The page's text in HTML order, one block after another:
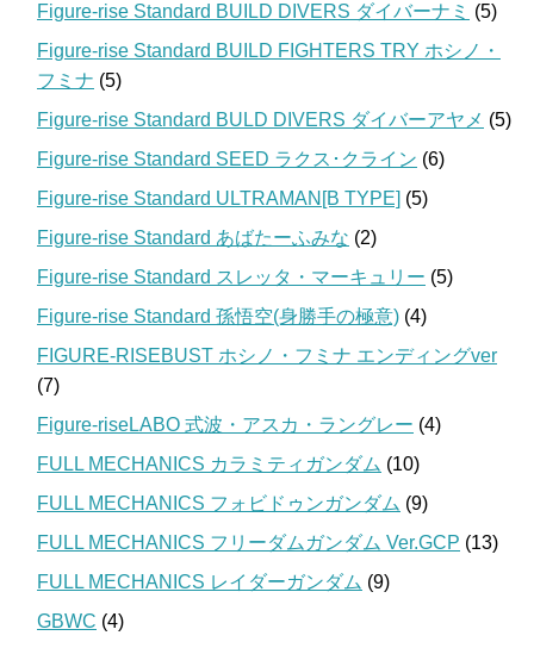
Figure-rise Standard BUILD DIVERS ダイバーナミ (5)
Figure-rise Standard BUILD FIGHTERS TRY ホシノ・
フミナ (5)
Figure-rise Standard BULD DIVERS ダイバーアヤメ (5)
Figure-rise Standard SEED ラクス･クライン (6)
Figure-rise Standard ULTRAMAN[B TYPE] (5)
Figure-rise Standard あばたーふみな (2)
Figure-rise Standard スレッタ・マーキュリー (5)
Figure-rise Standard 孫悟空(身勝手の極意) (4)
FIGURE-RISEBUST ホシノ・フミナ エンディングver
(7)
Figure-riseLABO 式波・アスカ・ラングレー (4)
FULL MECHANICS カラミティガンダム (10)
FULL MECHANICS フォビドゥンガンダム (9)
FULL MECHANICS フリーダムガンダム Ver.GCP (13)
FULL MECHANICS レイダーガンダム (9)
GBWC (4)